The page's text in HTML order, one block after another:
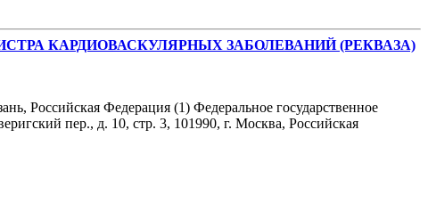
КАРДИОВАСКУЛЯРНЫХ ЗАБОЛЕВАНИЙ (РЕКВАЗА)
Российская Федерация (1) Федеральное государственное
пер., д. 10, стр. 3, 101990, г. Москва, Российская